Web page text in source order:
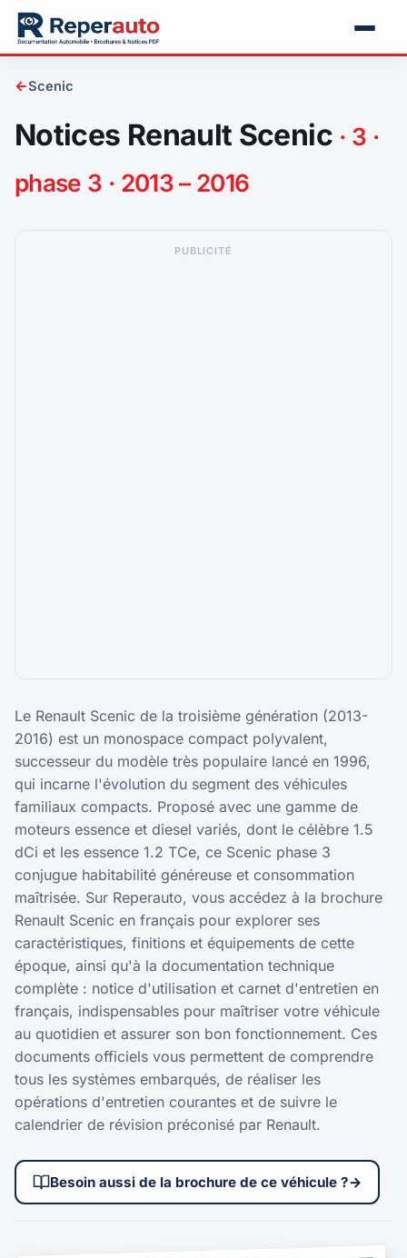
←Scenic
Notices Renault Scenic · 3 ·
phase 3 · 2013 – 2016
PUBLICITÉ
Le Renault Scenic de la troisième génération (2013-
2016) est un monospace compact polyvalent,
successeur du modèle très populaire lancé en 1996,
qui incarne l'évolution du segment des véhicules
familiaux compacts. Proposé avec une gamme de
moteurs essence et diesel variés, dont le célèbre 1.5
dCi et les essence 1.2 TCe, ce Scenic phase 3
conjugue habitabilité généreuse et consommation
maîtrisée. Sur Reperauto, vous accédez à la brochure
Renault Scenic en français pour explorer ses
caractéristiques, finitions et équipements de cette
époque, ainsi qu'à la documentation technique
complète : notice d'utilisation et carnet d'entretien en
français, indispensables pour maîtriser votre véhicule
au quotidien et assurer son bon fonctionnement. Ces
documents officiels vous permettent de comprendre
tous les systèmes embarqués, de réaliser les
opérations d'entretien courantes et de suivre le
calendrier de révision préconisé par Renault.
Besoin aussi de la brochure de ce véhicule ?→